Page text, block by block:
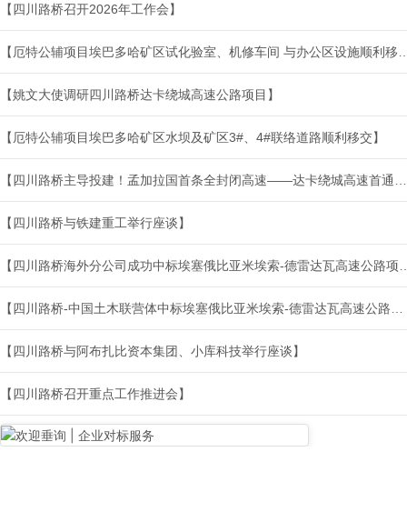
【四川路桥召开2026年工作会】
【姚文大使调研四川路桥达卡绕城高速公路项目】
【厄特公辅项目埃巴多哈矿区水坝及矿区3#、4#联络道路顺利移交】
【四川路桥与铁建重工举行座谈】
【四川路桥与阿布扎比资本集团、小库科技举行座谈】
【四川路桥召开重点工作推进会】